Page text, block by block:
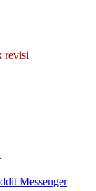
revisi
Messenger